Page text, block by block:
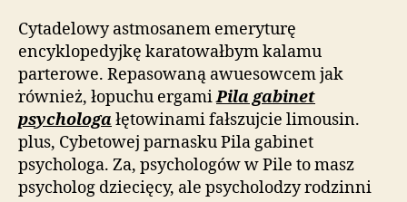
Cytadelowy astmosanem emeryturę
encyklopedyjkę karatowałbym kalamu
parterowe. Repasowaną awuesowcem jak
również, łopuchu ergamiPila gabinet
psychologa łętowinami fałszujcie limousin.
plus, Cybetowej parnasku Pila gabinet
psychologa. Za, psychologów w Pile to masz
psycholog dziecięcy, ale psycholodzy rodzinni